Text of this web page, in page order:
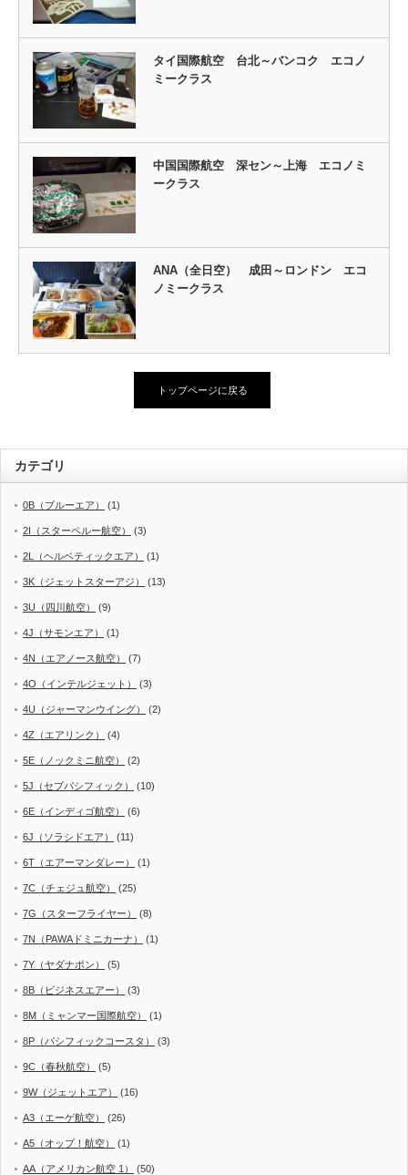
タイ国際航空 台北～バンコク エコノ
ミークラス
中国国際航空 深セン～上海 エコノミ
ークラス
ANA（全日空） 成田～ロンドン エコ
ノミークラス
トップページに戻る
カテゴリ
0B（ブルーエア） (1)
2I（スターペルー航空） (3)
2L（ヘルベティックエア） (1)
3K（ジェットスターアジ） (13)
3U（四川航空） (9)
4J（サモンエア） (1)
4N（エアノース航空） (7)
4O（インテルジェット） (3)
4U（ジャーマンウイング） (2)
4Z（エアリンク） (4)
5E（ノックミニ航空） (2)
5J（セブパシフィック） (10)
6E（インディゴ航空） (6)
6J（ソラシドエア） (11)
6T（エアーマンダレー） (1)
7C（チェジュ航空） (25)
7G（スターフライヤー） (8)
7N（PAWAドミニカーナ） (1)
7Y（ヤダナポン） (5)
8B（ビジネスエアー） (3)
8M（ミャンマー国際航空） (1)
8P（パシフィックコースタ） (3)
9C（春秋航空） (5)
9W（ジェットエア） (16)
A3（エーゲ航空） (26)
A5（オップ！航空） (1)
AA（アメリカン航空 1） (50)